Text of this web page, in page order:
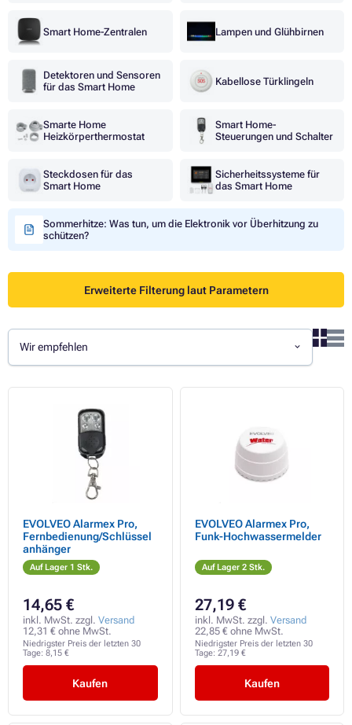
Smart Home-Zentralen Lampen und Glühbirnen
Detektoren und Sensoren
für das Smart Home
Kabellose Türklingeln
Smarte Home
Heizkörperthermostat
Smart Home-
Steuerungen und Schalter
Steckdosen für das
Smart Home
Sicherheitssysteme für
das Smart Home
Sommerhitze: Was tun, um die Elektronik vor Überhitzung zu
schützen?
Erweiterte Filterung laut Parametern
Wir empfehlen
EVOLVEO Alarmex Pro,
Fernbedienung/Schlüssel
anhänger
Auf Lager 1 Stk.
14,65 €
inkl. MwSt. zzgl. Versand
12,31 € ohne MwSt.
Niedrigster Preis der letzten 30
Tage: 8,15 €
Kaufen
EVOLVEO Alarmex Pro,
Funk-Hochwassermelder
Auf Lager 2 Stk.
27,19 €
inkl. MwSt. zzgl. Versand
22,85 € ohne MwSt.
Niedrigster Preis der letzten 30
Tage: 27,19 €
Kaufen